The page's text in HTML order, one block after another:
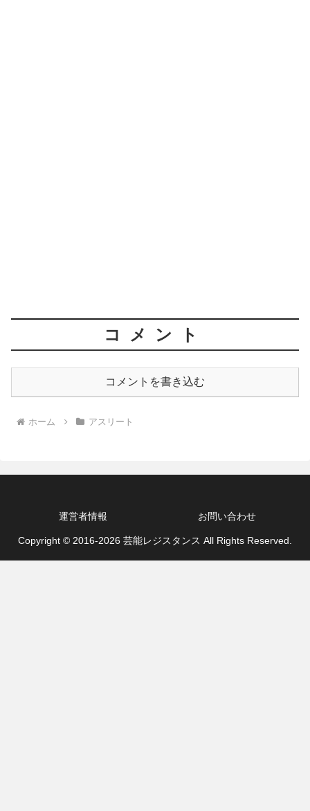
コメント
コメントを書き込む
ホーム アスリート
運営者情報 お問い合わせ
Copyright © 2016-2026 芸能レジスタンス All Rights Reserved.